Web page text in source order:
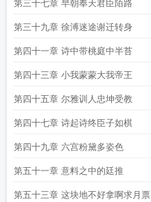
第三十七章 早朝奉天君臣陌路
第三十九章 徐溥迷途谢迁转身
第四十一章 诗中带桃庭中半苔
第四十三章 小我蒙蒙大我帝王
第四十五章 尔雅训人忠坤受教
第四十七章 诗起诗终臣子如棋
第四十九章 六宫粉黛多姿色
第五十一章 意料之中的廷推
第五十三章 这块地不好拿啊求月票